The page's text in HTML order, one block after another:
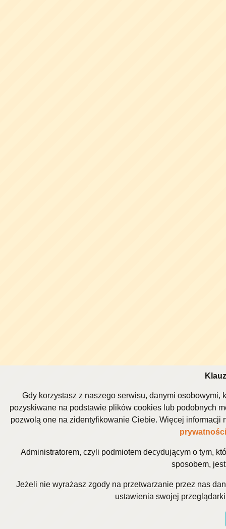
Gdy korzystasz z naszego serwisu, danymi osobowymi,
pozyskiwane na podstawie plików cookies lub podobnych
pozwolą one na zidentyfikowanie Ciebie. Więcej
prywatności
Administratorem, czyli podmiotem decydującym o tym,
sposobem,
Jeżeli nie wyrażasz zgody na przetwarzanie przez nas
ustawienia swojej